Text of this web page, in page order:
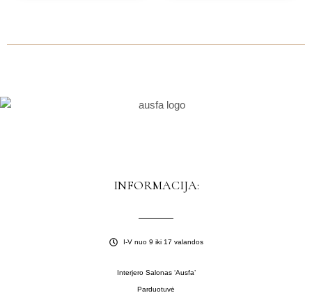
INFORMACIJA:
I-V nuo 9 iki 17 valandos
Interjero Salonas ‘Ausfa’
Parduotuvė